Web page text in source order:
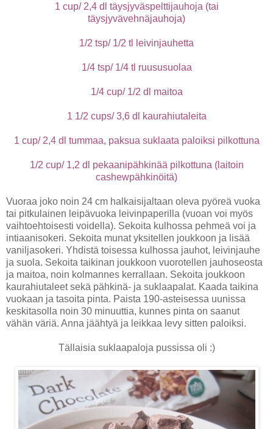
1 cup/ 2,4 dl täysjyväspelttijauhoja (tai
täysjyvävehnäjauhoja)
1/2 tsp/ 1/2 tl leivinjauhetta
1/4 tsp/ 1/4 tl ruususuolaa
1/4 cup/ 1/2 dl maitoa
1 1/2 cups/ 3,6 dl kaurahiutaleita
1 cup/ 2,4 dl tummaa, paksua suklaata paloiksi pilkottuna
1/2 cup/ 1,2 dl pekaanipähkinää pilkottuna (laitoin
cashewpähkinöitä)
Vuoraa joko noin 24 cm halkaisijaltaan oleva pyöreä vuoka
tai pitkulainen leipävuoka leivinpaperilla (vuoan voi myös
vaihtoehtoisesti voidella). Sekoita kulhossa pehmeä voi ja
intiaanisokeri. Sekoita munat yksitellen joukkoon ja lisää
vaniljasokeri. Yhdistä toisessa kulhossa jauhot, leivinjauhe
ja suola. Sekoita taikinan joukkoon vuorotellen jauhoseosta
ja maitoa, noin kolmannes kerrallaan. Sekoita joukkoon
kaurahiutaleet sekä pähkinä- ja suklaapalat. Kaada taikina
vuokaan ja tasoita pinta. Paista 190-asteisessa uunissa
keskitasolla noin 30 minuuttia, kunnes pinta on saanut
vähän väriä. Anna jäähtyä ja leikkaa levy sitten paloiksi.
Tällaisia suklaapaloja pussissa oli :)